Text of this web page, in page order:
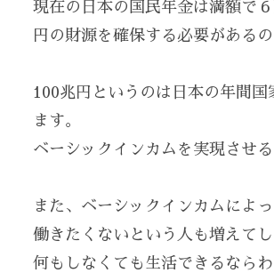
現在の日本の国民年金は満額で
円の財源を確保する必要があるの
100兆円というのは日本の年間
ます。
ベーシックインカムを実現させ
また、ベーシックインカムによ
働きたくないという人も増えて
何もしなくても生活できるなら